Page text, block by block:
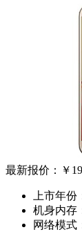
最新报价： ￥
上市年份
机身内存
网络模式